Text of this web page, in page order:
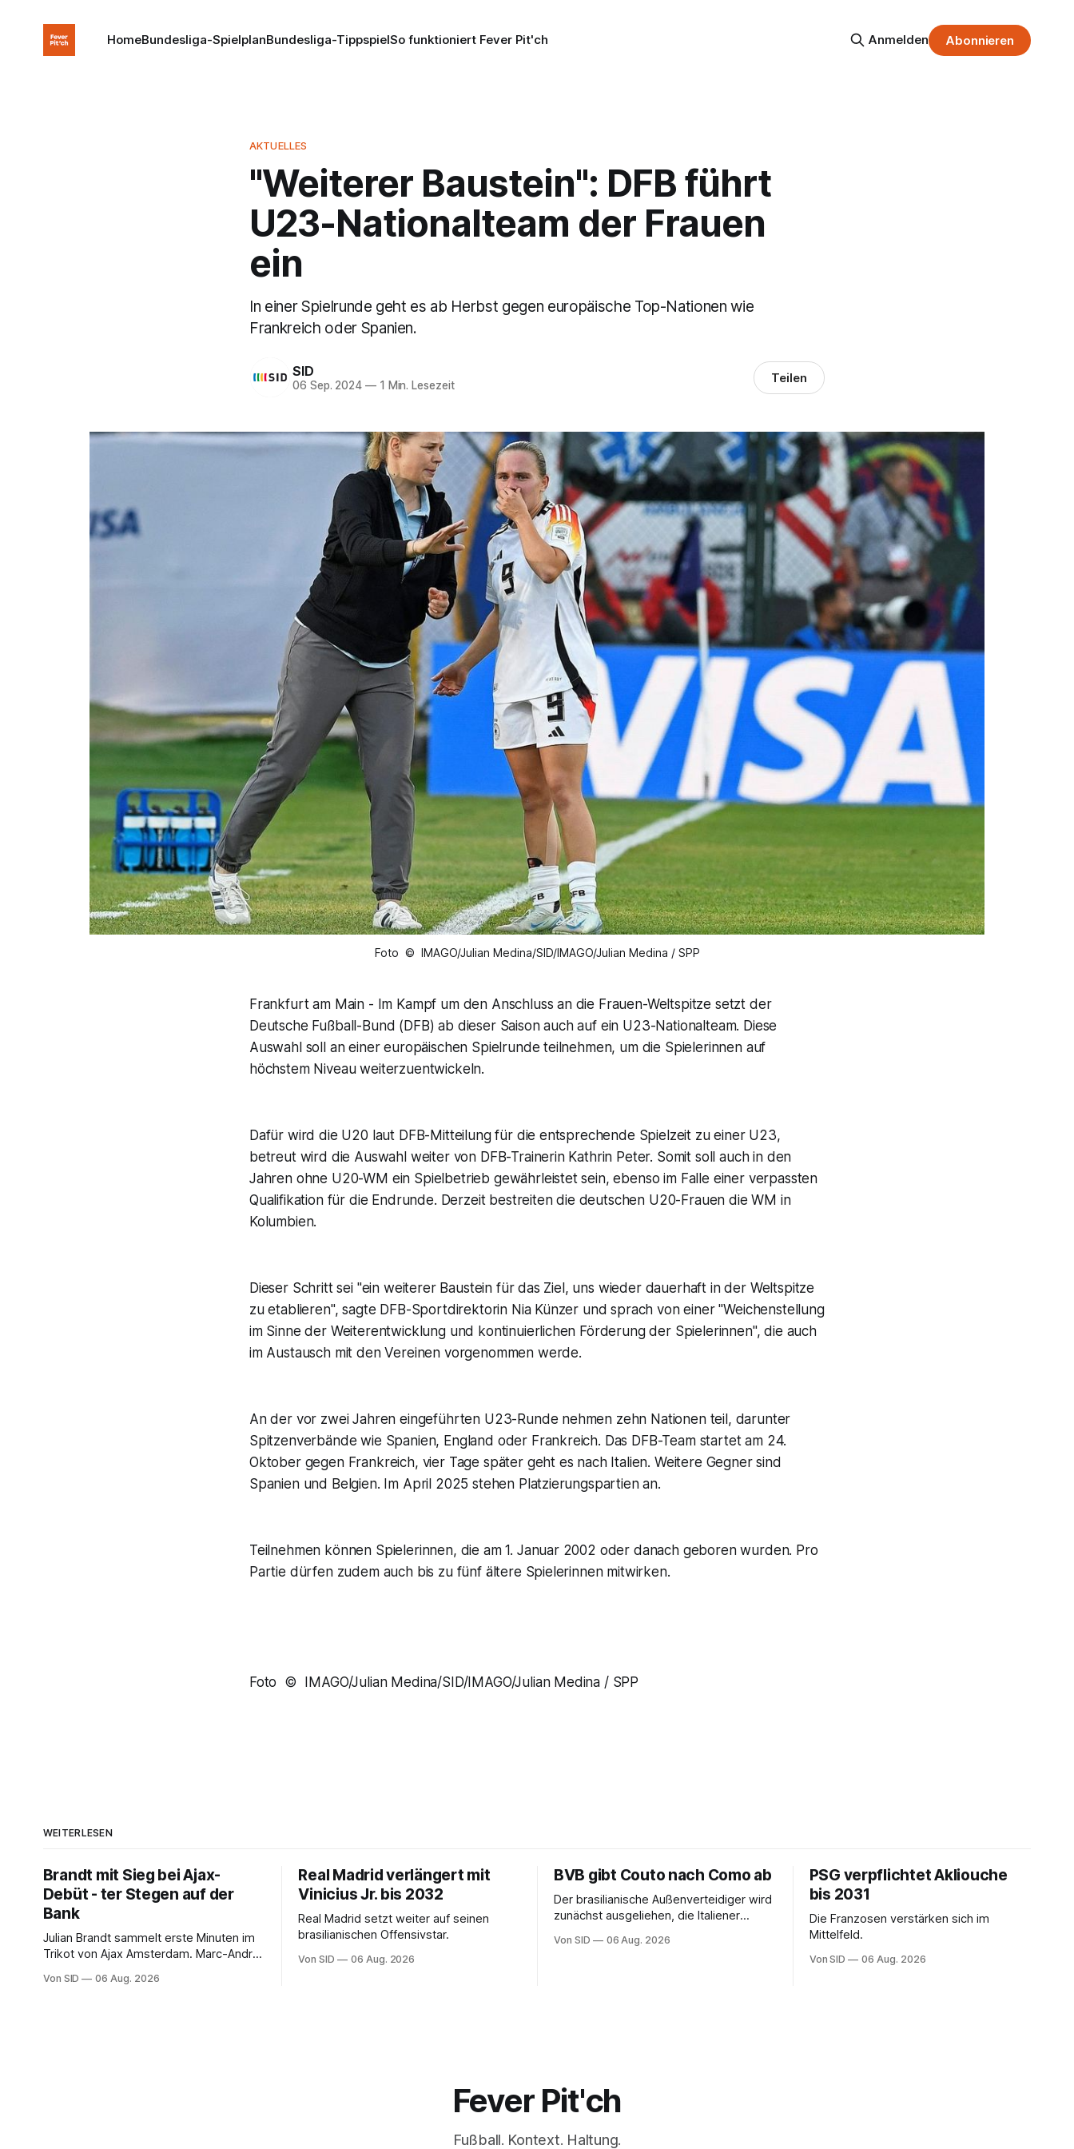
HomeBundesliga-SpielplanBundesliga-TippspielSo funktioniert Fever Pit'ch Anmelden Abonnieren
AKTUELLES
"Weiterer Baustein": DFB führt
U23-Nationalteam der Frauen
ein
In einer Spielrunde geht es ab Herbst gegen europäische Top-Nationen wie
Frankreich oder Spanien.
SID
06 Sep. 2024 —1 Min. Lesezeit Teilen
Foto © IMAGO/Julian Medina/SID/IMAGO/Julian Medina / SPP
Frankfurt am Main - Im Kampf um den Anschluss an die Frauen-Weltspitze setzt der
Deutsche Fußball-Bund (DFB) ab dieser Saison auch auf ein U23-Nationalteam. Diese
Auswahl soll an einer europäischen Spielrunde teilnehmen, um die Spielerinnen auf
höchstem Niveau weiterzuentwickeln.
Dafür wird die U20 laut DFB-Mitteilung für die entsprechende Spielzeit zu einer U23,
betreut wird die Auswahl weiter von DFB-Trainerin Kathrin Peter. Somit soll auch in den
Jahren ohne U20-WM ein Spielbetrieb gewährleistet sein, ebenso im Falle einer verpassten
Qualifikation für die Endrunde. Derzeit bestreiten die deutschen U20-Frauen die WM in
Kolumbien.
Dieser Schritt sei "ein weiterer Baustein für das Ziel, uns wieder dauerhaft in der Weltspitze
zu etablieren", sagte DFB-Sportdirektorin Nia Künzer und sprach von einer "Weichenstellung
im Sinne der Weiterentwicklung und kontinuierlichen Förderung der Spielerinnen", die auch
im Austausch mit den Vereinen vorgenommen werde.
An der vor zwei Jahren eingeführten U23-Runde nehmen zehn Nationen teil, darunter
Spitzenverbände wie Spanien, England oder Frankreich. Das DFB-Team startet am 24.
Oktober gegen Frankreich, vier Tage später geht es nach Italien. Weitere Gegner sind
Spanien und Belgien. Im April 2025 stehen Platzierungspartien an.
Teilnehmen können Spielerinnen, die am 1. Januar 2002 oder danach geboren wurden. Pro
Partie dürfen zudem auch bis zu fünf ältere Spielerinnen mitwirken.
Foto © IMAGO/Julian Medina/SID/IMAGO/Julian Medina / SPP
WEITERLESEN
Brandt mit Sieg bei Ajax-
Debüt - ter Stegen auf der
Bank
Julian Brandt sammelt erste Minuten im
Trikot von Ajax Amsterdam. Marc-André
Von SID 06 Aug. 2026
Real Madrid verlängert mit
Vinicius Jr. bis 2032
Real Madrid setzt weiter auf seinen
brasilianischen Offensivstar.
Von SID 06 Aug. 2026
BVB gibt Couto nach Como ab
Der brasilianische Außenverteidiger wird
zunächst ausgeliehen, die Italiener
Von SID 06 Aug. 2026
PSG verpflichtet Akliouche
bis 2031
Die Franzosen verstärken sich im
Mittelfeld.
Von SID 06 Aug. 2026
Fever Pit'ch
Fußball. Kontext. Haltung.